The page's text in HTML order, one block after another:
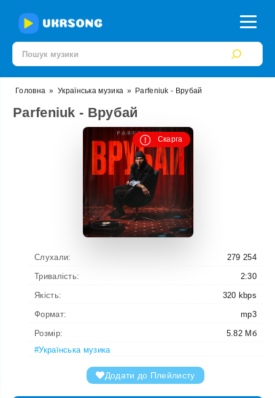
Головна » Українська музика » Parfeniuk - Врубай
Parfeniuk - Врубай
Скарга
Слухали: 279 254
Тривалість: 2:30
Якість: 320 kbps
Формат: mp3
Розмір:
5.82 Мб
#Українська музика
Додати до Плейлисту